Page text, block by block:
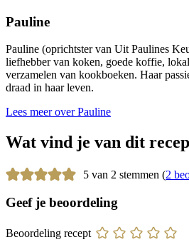
Pauline
Pauline (oprichtster van Uit Paulines
liefhebber van koken, goede koffie,
verzamelen van kookboeken. Haar
draad in haar leven.
Lees meer over Pauline
Wat vind je van dit
5 van 2 stemmen (2
Geef je beoordeling
Beoordeling recept